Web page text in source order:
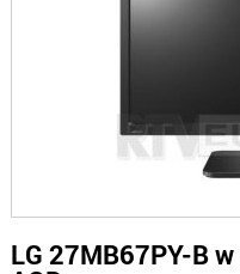
LG 27MB67PY-B w